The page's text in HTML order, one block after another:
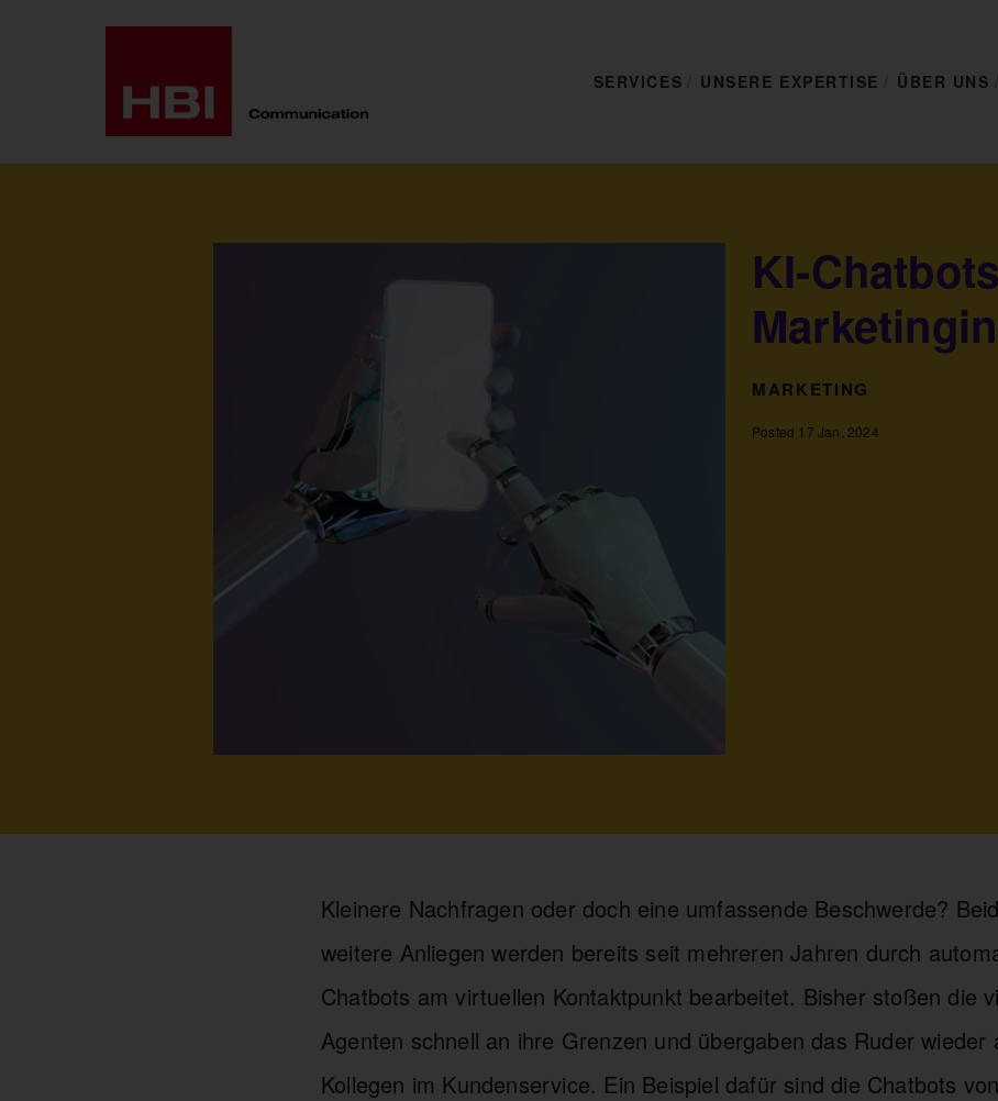
SERVICES UNSERE EXPERTISE ÜBER UNS
KI-
MARKETING
Posted 17 Jan. 2024
Kleinere Nachfragen oder doch eine umfassende Beschwerde?
weitere Anliegen werden bereits seit mehreren Jahren durch
Chatbots am virtuellen Kontaktpunkt bearbeitet. Bisher stoßen die
Agenten schnell an ihre Grenzen und übergaben das Ruder wieder
Kollegen im Kundenservice. Ein Beispiel dafür sind die Chatbots von